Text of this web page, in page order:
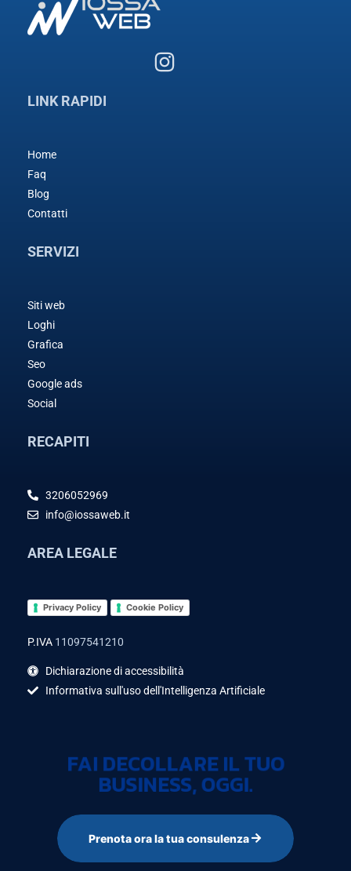
LINK RAPIDI
Home
Faq
Blog
Contatti
SERVIZI
Siti web
Loghi
Grafica
Seo
Google ads
Social
RECAPITI
3206052969
info@iossaweb.it
AREA LEGALE
Privacy Policy Cookie Policy
P.IVA 11097541210
Dichiarazione di accessibilità
Informativa sull'uso dell'Intelligenza Artificiale
FAI DECOLLARE IL TUO
BUSINESS, OGGI.
Prenota ora la tua consulenza